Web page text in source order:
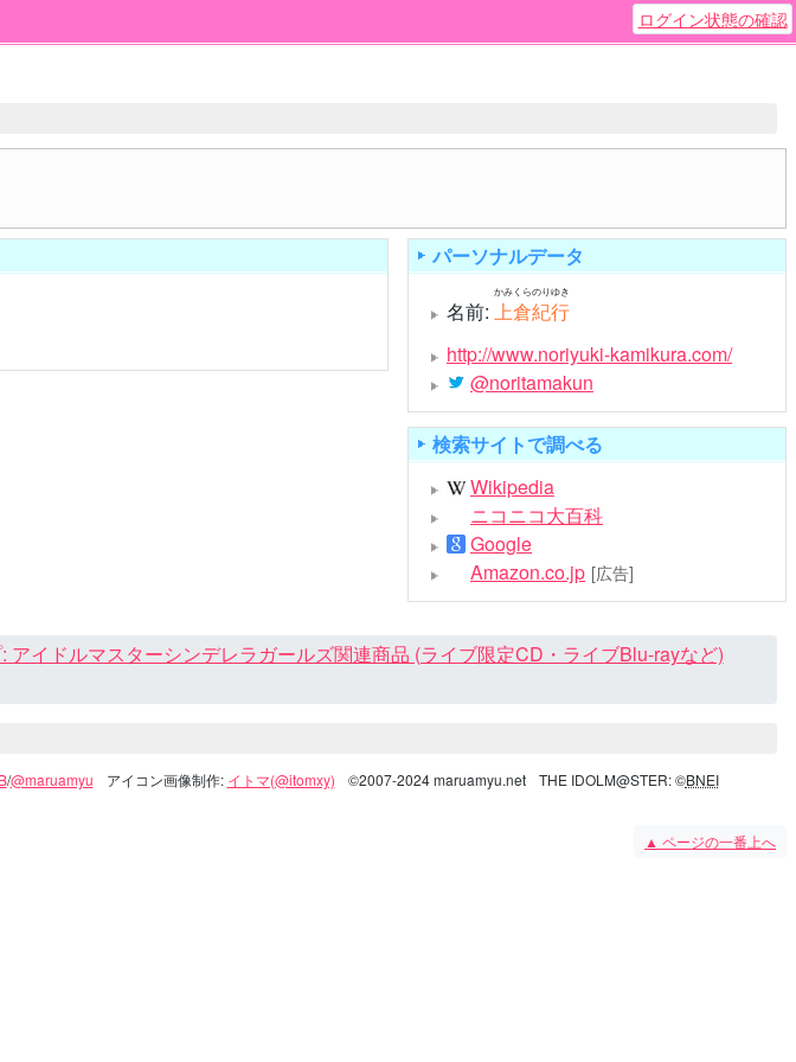
ログイン状態の確認
パーソナルデータ
名前: 上倉紀行
かみくらのりゆき
http://www.noriyuki-kamikura.com/
@noritamakun
検索サイトで調べる
Wikipedia
ニコニコ大百科
Google
Amazon.co.jp [広告]
アイドルマスターシンデレラガールズ関連商品 (ライブ限定CD・ライブBlu-rayなど)
/@maruamyu アイコン画像制作: イトマ(@itomxy) ©2007-2024 maruamyu.net THE IDOLM@STER: ©BNEI
▲ ページの一番上へ